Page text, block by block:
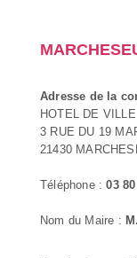
Adresse de la
HOTEL DE VILLE
3 RUE DU 19
21430
Téléphone :03
Nom du Maire :